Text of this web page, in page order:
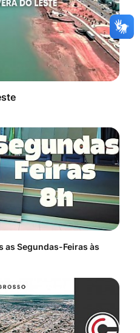
as Segundas-Feiras às